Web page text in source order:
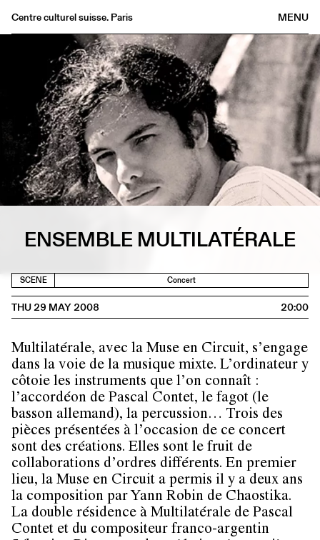
MENU
Centre culturel suisse. Paris
Bookshop
Buvette
Archives
Medias
Publications
About
FR/EN
ENSEMBLE MULTILATÉRALE
SCENE Concert
THU 29 MAY 2008 20:00
Multilatérale, avec la Muse en Circuit, s’engage
dans la voie de la musique mixte. L’ordinateur y
côtoie les instruments que l’on connaît :
l’accordéon de Pascal Contet, le fagot (le
basson allemand), la percussion… Trois des
pièces présentées à l’occasion de ce concert
sont des créations. Elles sont le fruit de
collaborations d’ordres différents. En premier
lieu, la Muse en Circuit a permis il y a deux ans
la composition par Yann Robin de Chaostika.
La double résidence à Multilatérale de Pascal
Contet et du compositeur franco-argentin